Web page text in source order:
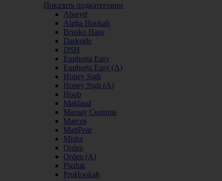
Показать подкатегории
Abaryd
Alpha Hookah
Brusko Haze
Darkside
DSH
Euphoria Easy
Euphoria Easy (А)
Honey Sigh
Honey Sigh (А)
Hoob
Maklaud
Mamay Customs
Marcos
MattPear
Misha
Orden
Orden (А)
Pizduk
ProHookah